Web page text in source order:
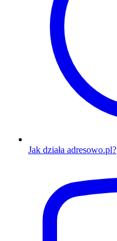
Jak działa adresowo.pl?